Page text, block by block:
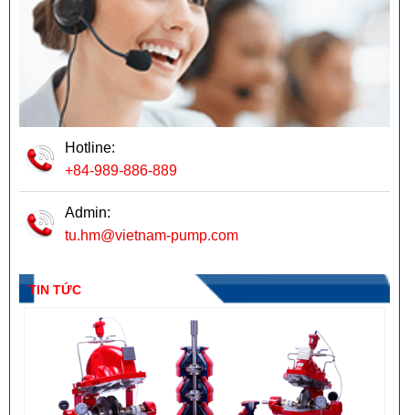
Hotline:
+84-989-886-889
Admin:
tu.hm@vietnam-pump.com
TIN TỨC